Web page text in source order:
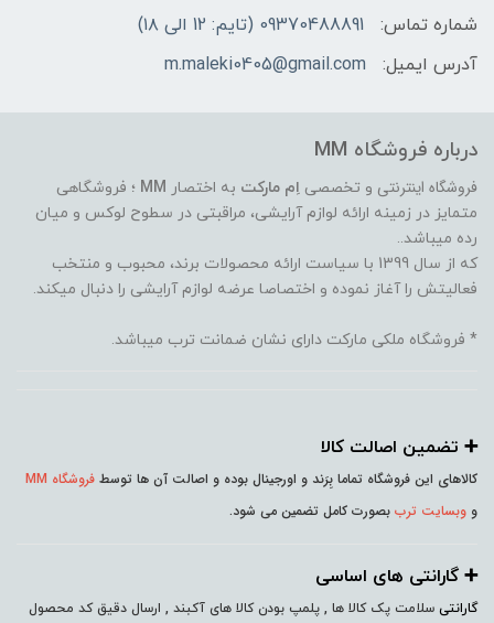
شماره تماس:
09370488891 (تایم: 12 الی ۱۸)
آدرس ایمیل:
m.maleki0405@gmail.com
درباره فروشگاه MM
فروشگاه اینترنتی و تخصصی اِم مارکت به اختصار MM ؛ فروشگاهی
متمایز در زمینه ارائه لوازم آرایشی، مراقبتی در سطوح لوکس و میان
رده میباشد..
که از سال 1399 با سیاست ارائه محصولات برند، محبوب و منتخب
فعالیتش را آغاز نموده و اختصاصا عرضه لوازم آرایشی را دنبال میکند.
* فروشگاه ملکی مارکت دارای نشان ضمانت ترب میباشد.
➕️ تضمین اصالت کالا
کالاهای این فروشگاه تماما بِرَند و اورجینال بوده و اصالت آن ها توسط فروشگاه MM
و وبسایت ترب بصورت کامل تضمین می شود.
➕️ گارانتی های اساسی
گارانتی سلامت پک کالا ها , پلمپ بودن کالا های آکبند , ارسال دقیق کد محصول